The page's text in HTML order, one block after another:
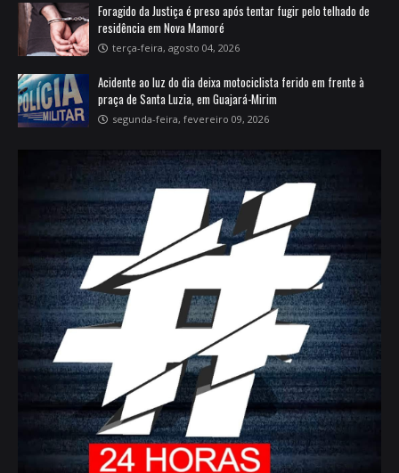
Foragido da Justiça é preso após tentar fugir pelo telhado de
residência em Nova Mamoré
terça-feira, agosto 04, 2026
Acidente ao luz do dia deixa motociclista ferido em frente à
praça de Santa Luzia, em Guajará-Mirim
segunda-feira, fevereiro 09, 2026